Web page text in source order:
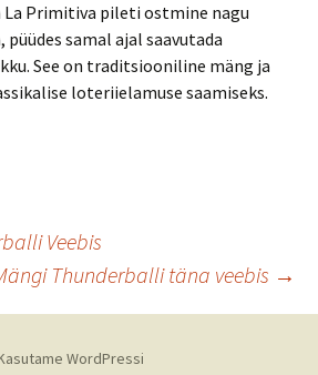
Primitiva pileti ostmine nagu
samal ajal saavutada
See on traditsiooniline mäng ja
loteriielamuse saamiseks.
Veebis
Thunderballi täna veebis →
WordPressi